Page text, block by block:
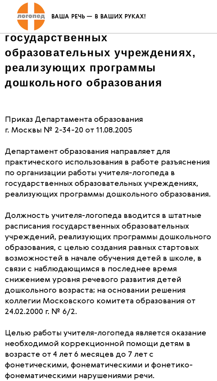
Об организации работы с детьми,
имеющими нарушения речи, в
государственных
образовательных учреждениях,
реализующих программы
дошкольного образования
Приказ Департамента образования
г. Москвы № 2-34-20 от 11.08.2005
Департамент образования направляет для
практического использования в работе разъяснения
по организации работы учителя-логопеда в
государственных образовательных учреждениях,
реализующих программы дошкольного образования.
Должность учителя-логопеда вводится в штатные
расписания государственных образовательных
учреждений, реализующих программы дошкольного
образования, с целью создания равных стартовых
возможностей в начале обучения детей в школе, в
связи с наблюдающимся в последнее время
снижением уровня речевого развития детей
дошкольного возраста; на основании решения
коллегии Московского комитета образования от
24.02.2000 г. № 6/2.
Целью работы учителя-логопеда является оказание
необходимой коррекционной помощи детям в
возрасте от 4 лет 6 месяцев до 7 лет с
фонетическими, фонематическими и фонетико-
фонематическими нарушениями речи.